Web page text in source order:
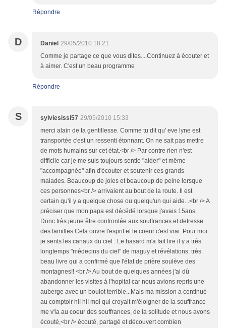
Répondre
D Daniel 29/05/2010 18:21
Comme je partage ce que vous dites....Continuez à écouter et
à aimer. C'est un beau programme
Répondre
S sylviesissi57 29/05/2010 15:33
merci alain de ta gentillesse. Comme tu dit qu' eve lyne est
transportée c'est un ressenti étonnant. On ne sait pas mettre
de mots humains sur cet état.<br /> Par contre rien n'est
difficile car je me suis toujours sentie "aider" et même
"accompagnée" afin d'écouter et soutenir ces grands
malades. Beaucoup de joies et beaucoup de peine lorsque
ces personnes<br /> arrivaient au bout de la route. Il est
certain qu'il y a quelque chose ou quelqu'un qui aide...<br /> A
préciser que mon papa est décédé lorsque j'avais 15ans.
Donc très jeune être confrontée aux souffrances et detresse
des familles.Cela ouvre l'esprit et le coeur c'est vrai. Pour moi
je sents les canaux du ciel . Le hasard m'a fait lire il y a très
longtemps "médecins du ciel" de maguy et révélations: très
beau livre qui a confirmé que l'état de prière soulève des
montagnes!! <br /> Au bout de quelques années j'ai dû
abandonner les visites à l'hopital car nous avions repris une
auberge avec un boulot terrible...Mais ma mission a continué
au comptoir hi! hi! moi qui croyait m'éloigner de la souffrance
me v'la au coeur des souffrances, de la solitude et nous avons
écouté,<br /> écouté, partagé et découvert combien